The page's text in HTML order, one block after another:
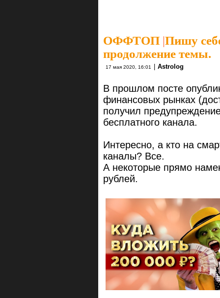
ОФФТОП |Пишу
продолжение темы.
17 мая 2020, 16:01 Astrolog
В прошлом посте
финансовых рынках
получил
бесплатного канала.
Интересно, а кто на
каналы? Все.
А некоторые прямо
рублей.